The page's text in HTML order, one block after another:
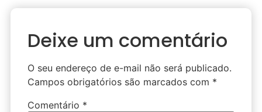
Deixe um comentário
O seu endereço de e-mail não será publicado.
Campos obrigatórios são marcados com *
Comentário *